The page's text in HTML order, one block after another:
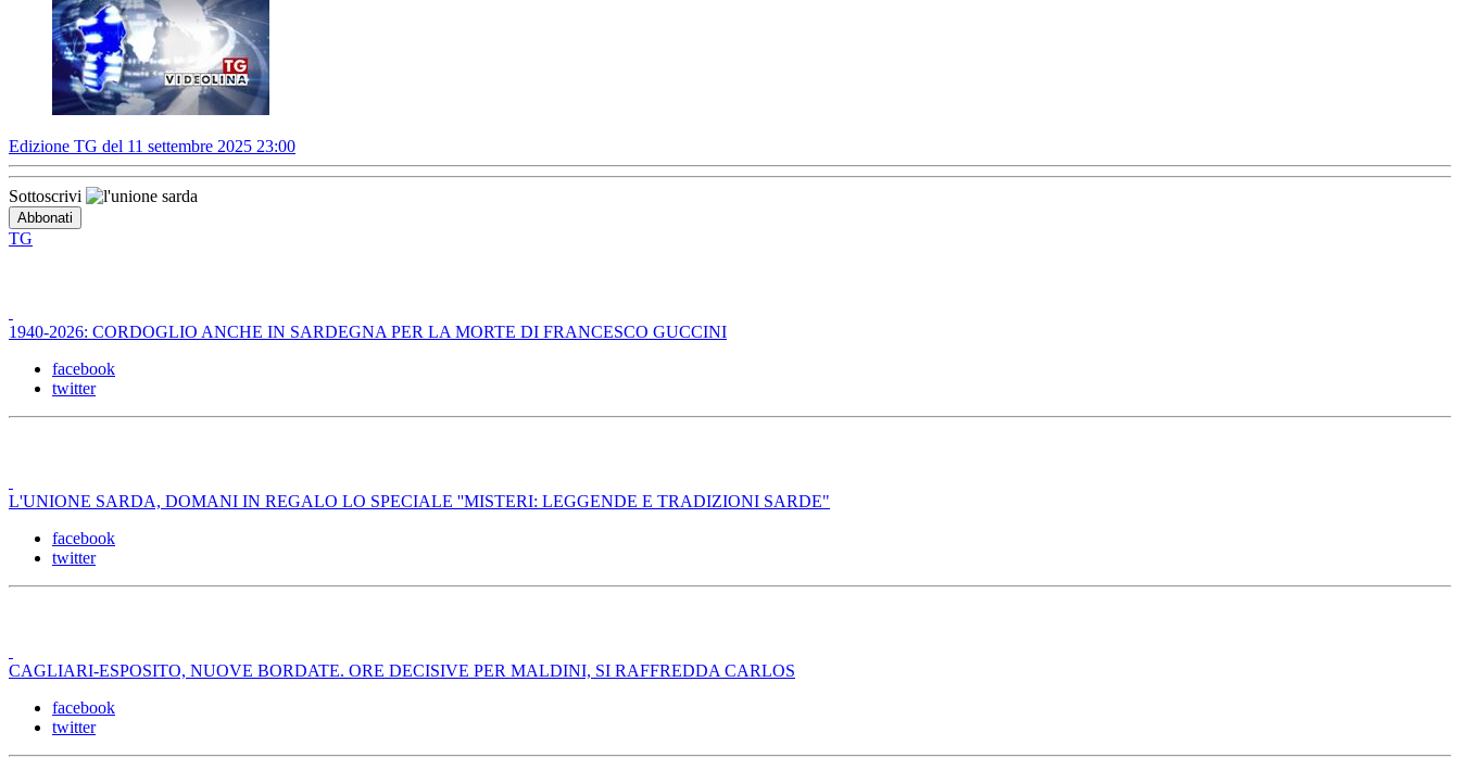
Edizione TG del 11 settembre 2025 23:00
Sottoscrivi
TG
1940-2026: CORDOGLIO ANCHE IN SARDEGNA PER LA MORTE DI FRANCESCO GUCCINI
facebook
twitter
L'UNIONE SARDA, DOMANI IN REGALO LO SPECIALE ''MISTERI: LEGGENDE E TRADIZIONI SARDE"
facebook
twitter
CAGLIARI-ESPOSITO, NUOVE BORDATE. ORE DECISIVE PER MALDINI, SI RAFFREDDA CARLOS
facebook
twitter